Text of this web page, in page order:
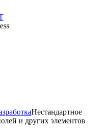
Нестандартное
и других элементов